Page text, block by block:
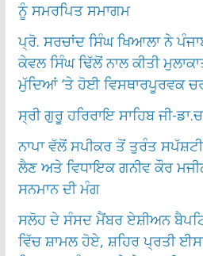
ਨੂੰ ਸਮਰਪਿਤ ਸਮਾਗਮ
ਪ੍ਰੋ. ਸਰਚਾਂਦ ਸਿੰਘ ਖਿਆਲਾ ਨੇ
ਕੇਵਲ ਸਿੰਘ ਢਿੱਲੋਂ ਨਾਲ ਕੀਤੀ
ਮੁੱਦਿਆਂ ‘ਤੇ ਹੋਈ ਵਿਸਥਾਰਪੂਰਵਕ
ਸ੍ਰੀ ਗੁਰੂ ਹਰਿਰਾਇ ਸਾਹਿਬ ਜੀ-
ਨਾਪਾ ਵੱਲੋਂ ਸਪੀਕਰ ਤੋਂ ਤੁਰੰਤ
ਲੈਣ ਅਤੇ ਵਿਧਾਇਕ ਗਨੀਵ ਕੌਰ
ਸਨਮਾਨ ਦੀ ਮੰਗ
ਸਲੋਹ ਦੇ ਸੰਸਦ ਮੈਂਬਰ ਏਸ਼ੀਅਨ
ਵਿੱਚ ਸ਼ਾਮਲ ਹੋਏ, ਸ਼ਹਿਰ ਪ੍ਰਤੀ